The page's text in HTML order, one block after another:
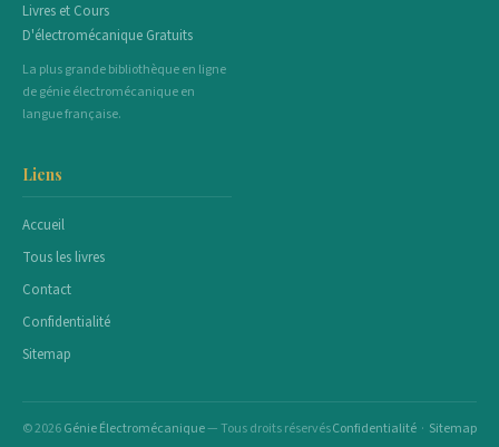
Livres et Cours
D'électromécanique Gratuits
La plus grande bibliothèque en ligne
de génie électromécanique en
langue française.
Liens
Accueil
Tous les livres
Contact
Confidentialité
Sitemap
© 2026Génie Électromécanique— Tous droits réservésConfidentialité · Sitemap